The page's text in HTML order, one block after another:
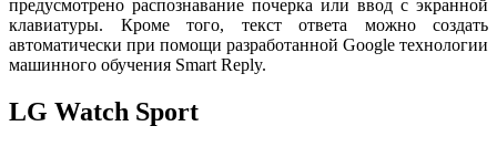
предусмотрено распознавание почерка или ввод с экранной
клавиатуры. Кроме того, текст ответа можно создать
автоматически при помощи разработанной Google технологии
машинного обучения Smart Reply.
LG Watch Sport